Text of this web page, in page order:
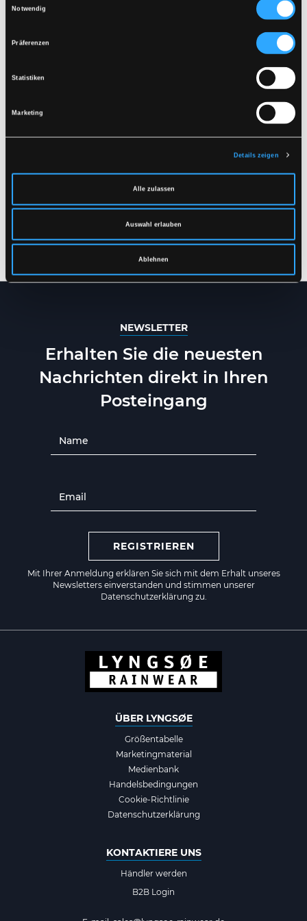
Notwendig
Präferenzen
Statistiken
Marketing
Details zeigen
Alle zulassen
Auswahl erlauben
Ablehnen
INNENJACKE
LR71-RWS
HI-VIS REGENHOSE IN
PU-QUALITÄT MIT RWS-
REFLEXE
XS - 5XL
NEWSLETTER
Erhalten Sie die neuesten
Nachrichten direkt in Ihren
Posteingang
REGISTRIEREN
Mit Ihrer Anmeldung erklären Sie sich mit dem Erhalt unseres
Newsletters einverstanden und stimmen unserer
Datenschutzerklärung zu.
ÜBER LYNGSØE
Größentabelle
Marketingmaterial
Medienbank
Handelsbedingungen
Cookie-Richtlinie
Datenschutzerklärung
KONTAKTIERE UNS
Händler werden
B2B Login